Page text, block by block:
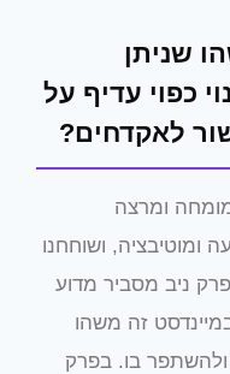
שניתן
כפוי עדיף על
לאקדחים?
ומרצה
ומוטיבציה, ושוחחנו
ניב מסביר מדוע
זה משהו
ולהשתפר בו. בפרק